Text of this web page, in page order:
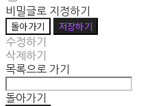
비밀글로 지정하기
돌아가기 저장하기
수정하기
삭제하기
목록으로 가기
돌아가기